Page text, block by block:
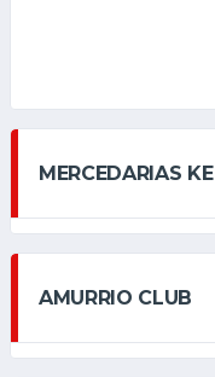
MERCEDARIAS KE
AMURRIO CLUB